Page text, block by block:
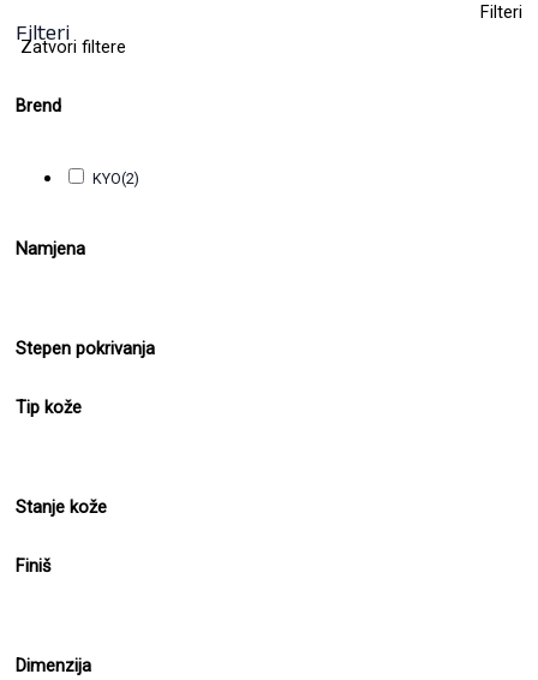
Filteri
Filteri
Zatvori filtere
Brend
KYO(2)
Namjena
Stepen pokrivanja
Tip kože
Stanje kože
Finiš
Dimenzija